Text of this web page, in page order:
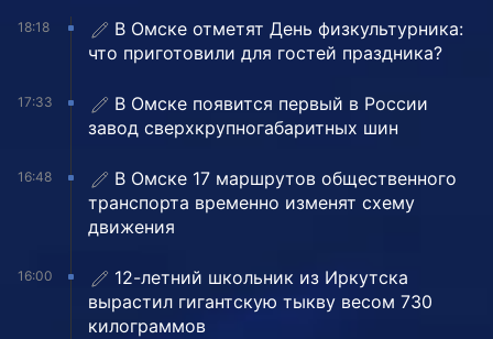
18:18
В Омске отметят День физкультурника:
что приготовили для гостей праздника?
17:33
В Омске появится первый в России
завод сверхкрупногабаритных шин
16:48
В Омске 17 маршрутов общественного
транспорта временно изменят схему
движения
16:00
12-летний школьник из Иркутска
вырастил гигантскую тыкву весом 730
килограммов